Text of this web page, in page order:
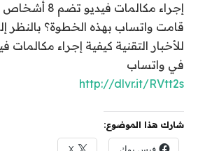
إجراء مكالمات
قامت واتساب بهذه الخطوة؟ بالنظر
في واتساب
http://dlvr.it/RVtt2s
شارك هذا الموضوع: